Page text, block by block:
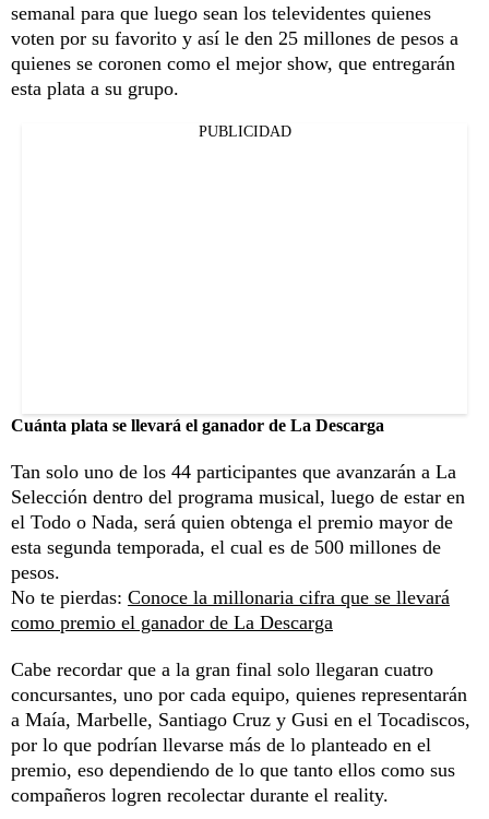
semanal para que luego sean los televidentes quienes
voten por su favorito y así le den 25 millones de pesos a
quienes se coronen como el mejor show, que entregarán
esta plata a su grupo.
PUBLICIDAD
Cuánta plata se llevará el ganador de La Descarga
Tan solo uno de los 44 participantes que avanzarán a La
Selección dentro del programa musical, luego de estar en
el Todo o Nada, será quien obtenga el premio mayor de
esta segunda temporada, el cual es de 500 millones de
pesos.
No te pierdas: Conoce la millonaria cifra que se llevará
como premio el ganador de La Descarga
Cabe recordar que a la gran final solo llegaran cuatro
concursantes, uno por cada equipo, quienes representarán
a Maía, Marbelle, Santiago Cruz y Gusi en el Tocadiscos,
por lo que podrían llevarse más de lo planteado en el
premio, eso dependiendo de lo que tanto ellos como sus
compañeros logren recolectar durante el reality.